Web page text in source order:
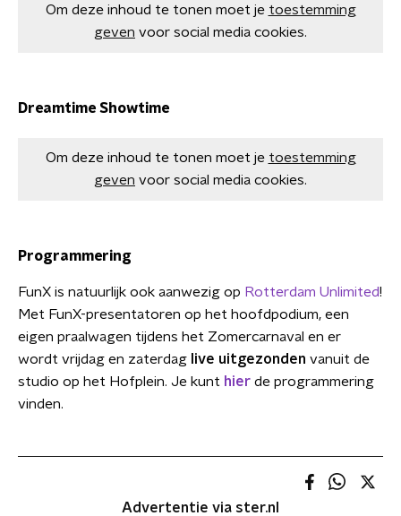
Om deze inhoud te tonen moet je toestemming
geven voor social media cookies.
Dreamtime Showtime
Om deze inhoud te tonen moet je toestemming
geven voor social media cookies.
Programmering
FunX is natuurlijk ook aanwezig op Rotterdam Unlimited!
Met FunX-presentatoren op het hoofdpodium, een
eigen praalwagen tijdens het Zomercarnaval en er
wordt vrijdag en zaterdag live uitgezonden vanuit de
studio op het Hofplein. Je kunt hier de programmering
vinden.
Advertentie via ster.nl